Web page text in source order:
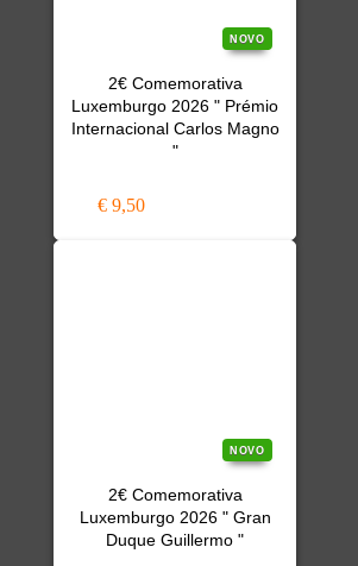
NOVO
2€ Comemorativa
Luxemburgo 2026 " Prémio
Internacional Carlos Magno
"
€ 9,50
NOVO
2€ Comemorativa
Luxemburgo 2026 " Gran
Duque Guillermo "